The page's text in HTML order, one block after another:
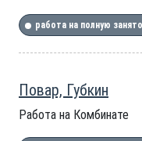
работа на полную
Повар, Губкин
Работа на Комбинате